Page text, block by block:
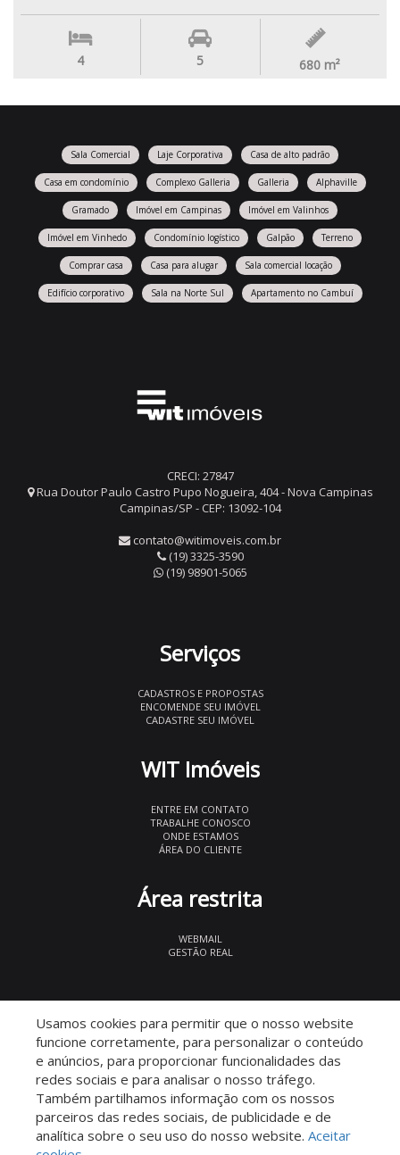
4 5 680 m²
Sala Comercial Laje Corporativa Casa de alto padrão
Casa em condomínio Complexo Galleria Galleria Alphaville
Gramado Imóvel em Campinas Imóvel em Valinhos
Imóvel em Vinhedo Condomínio logístico Galpão Terreno
Comprar casa Casa para alugar Sala comercial locação
Edifício corporativo Sala na Norte Sul Apartamento no Cambuí
CRECI: 27847
Rua Doutor Paulo Castro Pupo Nogueira, 404 - Nova Campinas
Campinas/SP - CEP: 13092-104
contato@witimoveis.com.br
(19) 3325-3590
(19) 98901-5065
Serviços
CADASTROS E PROPOSTAS
ENCOMENDE SEU IMÓVEL
CADASTRE SEU IMÓVEL
WIT Imóveis
ENTRE EM CONTATO
TRABALHE CONOSCO
ONDE ESTAMOS
ÁREA DO CLIENTE
Área restrita
WEBMAIL
GESTÃO REAL
Descomplicado por:
Usamos cookies para permitir que o nosso website
funcione corretamente, para personalizar o conteúdo
e anúncios, para proporcionar funcionalidades das
redes sociais e para analisar o nosso tráfego.
Também partilhamos informação com os nossos
parceiros das redes sociais, de publicidade e de
analítica sobre o seu uso do nosso website. Aceitar